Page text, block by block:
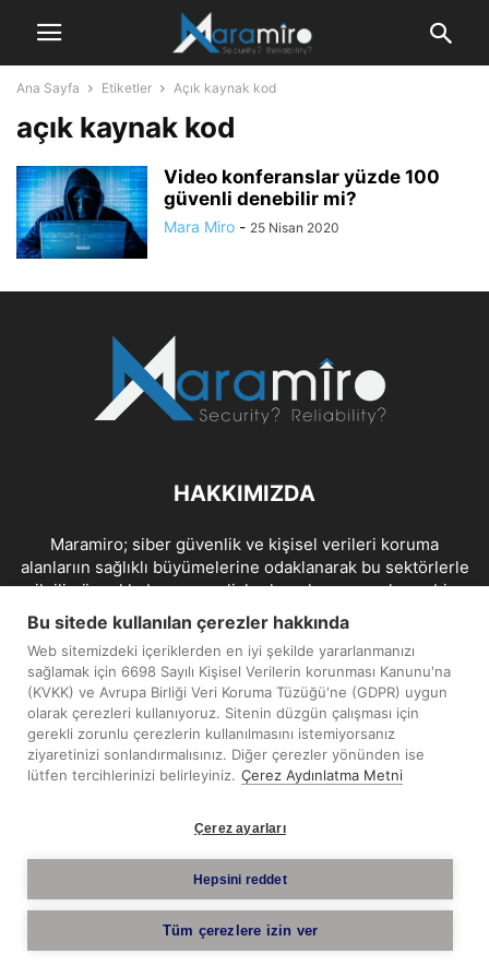
Ana Sayfa Etiketler Açık kaynak kod
açık kaynak kod
Video konferanslar yüzde 100
güvenli denebilir mi?
Mara Miro - 25 Nisan 2020
HAKKIMIZDA
Maramiro; siber güvenlik ve kişisel verileri koruma
alanlarıın sağlıklı büyümelerine odaklanarak bu sektörlerle
ilgili güncel haber ve analizler hazırlayıp yayınlayan bir
haber sitesidir.
İletişim:maramiro@sentezmedya.com.tr
BIZI TAKIP EDIN
Telif Hakkı © 2019 - 2026 Sentez Medya Limited. Tüm hakları
saklıdır.
Bu sitede kullanılan çerezler hakkında
Web sitemizdeki içeriklerden en iyi şekilde yararlanmanızı
sağlamak için 6698 Sayılı Kişisel Verilerin korunması Kanunu'na
(KVKK) ve Avrupa Birliği Veri Koruma Tüzüğü'ne (GDPR) uygun
olarak çerezleri kullanıyoruz. Sitenin düzgün çalışması için
gerekli zorunlu çerezlerin kullanılmasını istemiyorsanız
ziyaretinizi sonlandırmalısınız. Diğer çerezler yönünden ise
lütfen tercihlerinizi belirleyiniz. Çerez Aydınlatma Metni
Çerez ayarları
Hepsini reddet
Tüm çerezlere izin ver